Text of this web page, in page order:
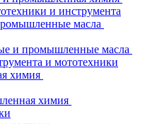
и инструмента
масла
и промышленные масла
и мототехники
химия
химия